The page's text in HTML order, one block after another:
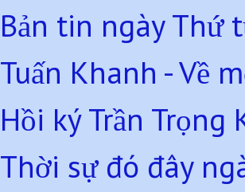
Bản tin ngày Thứ
Tuấn Khanh - Về
Hồi ký Trần
Thời sự đó đây